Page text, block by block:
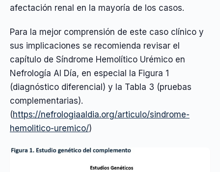
afectación renal en la mayoría de los casos.
Para la mejor comprensión de este caso clínico y
sus implicaciones se recomienda revisar el
capítulo de Síndrome Hemolítico Urémico en
Nefrología Al Día, en especial la Figura 1
(diagnóstico diferencial) y la Tabla 3 (pruebas
complementarias).
(https://nefrologiaaldia.org/articulo/sindrome-
hemolitico-uremico/)